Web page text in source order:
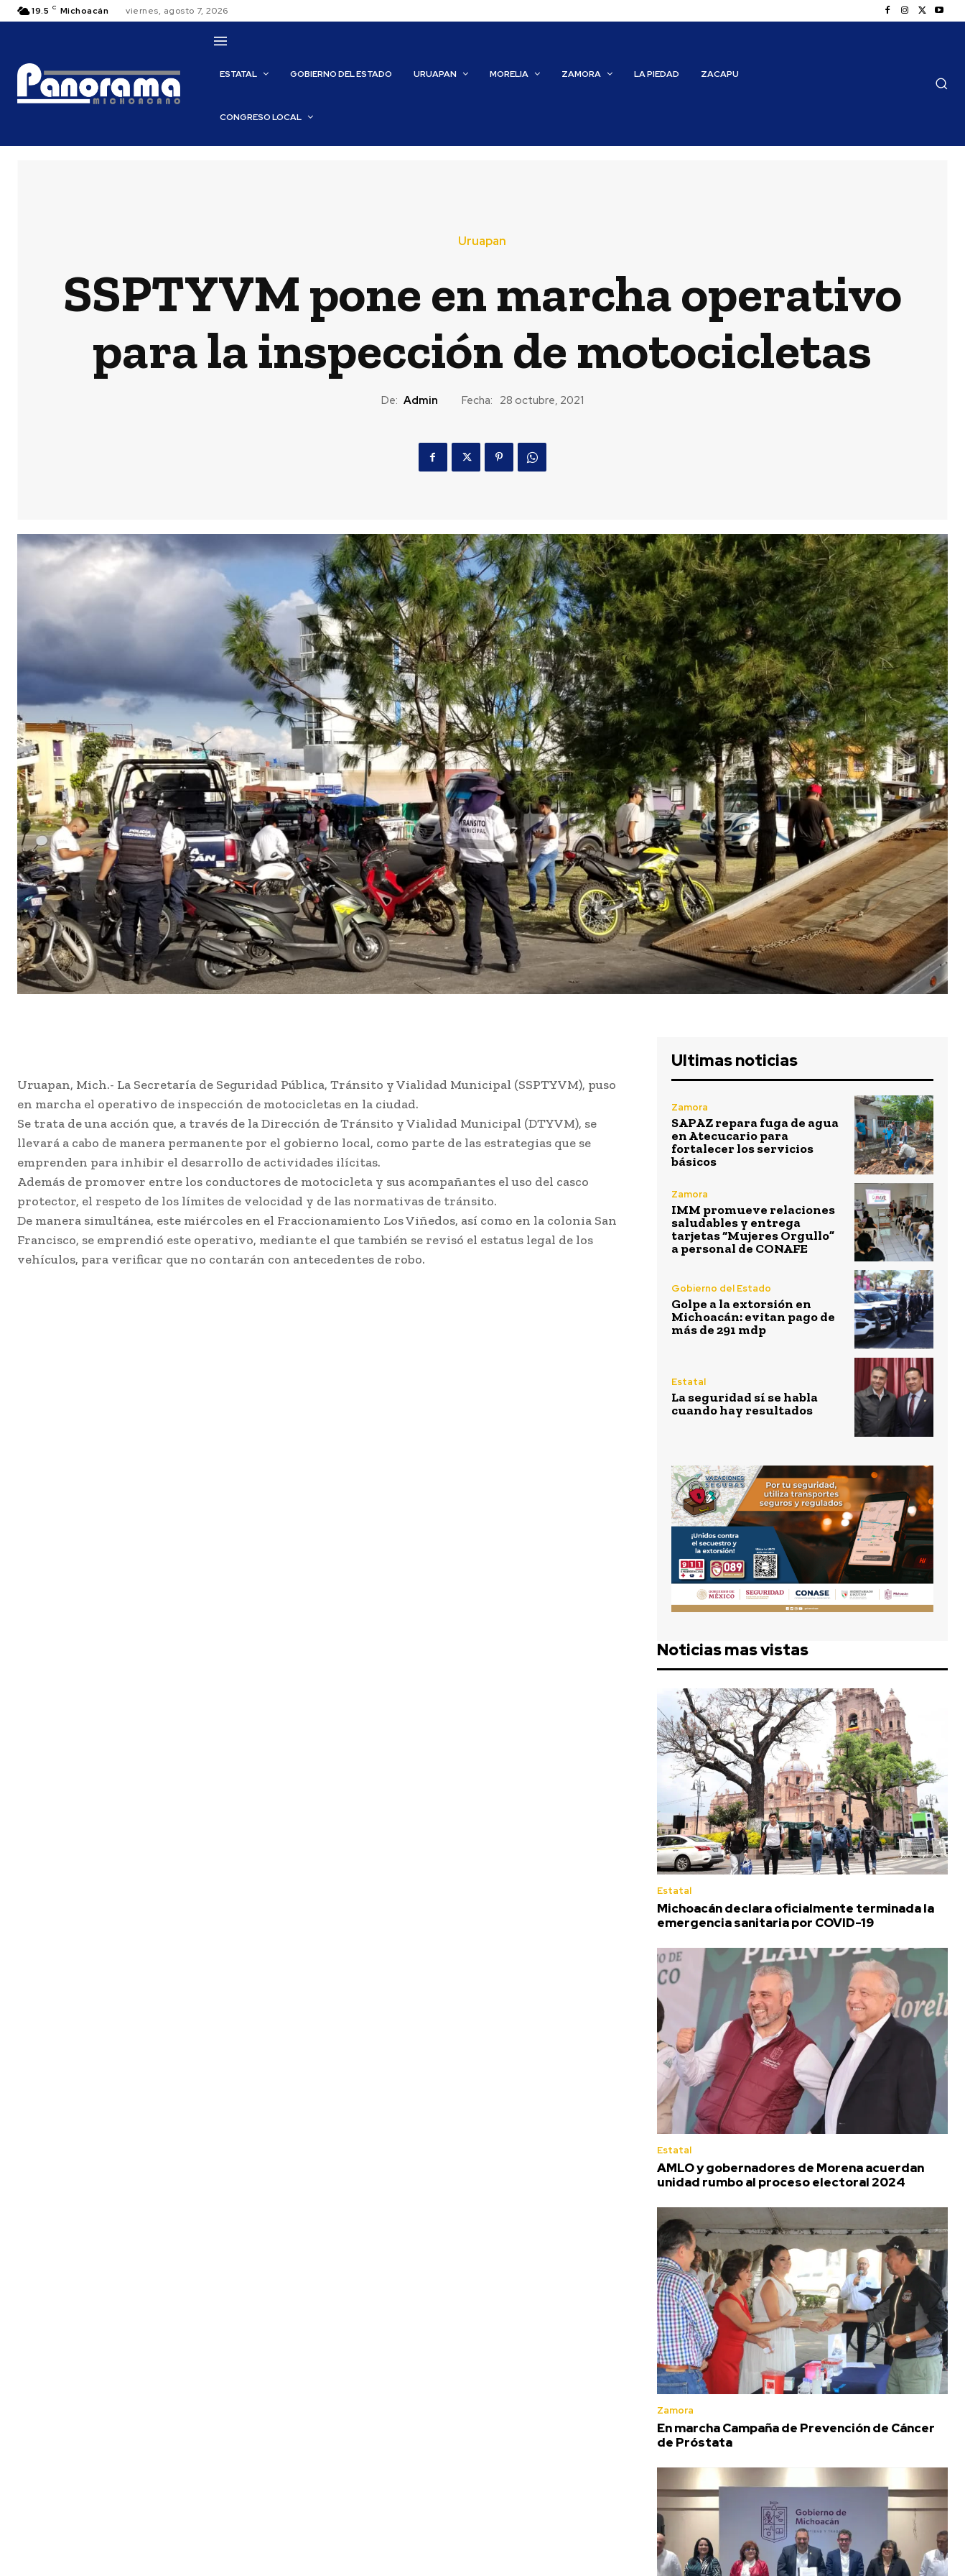
19.5 C Michoacán viernes, agosto 7, 2026
ESTATAL GOBIERNO DEL ESTADO URUAPAN MORELIA ZAMORA LA PIEDAD ZACAPU
CONGRESO LOCAL
Uruapan
SSPTYVM pone en marcha operativo
para la inspección de motocicletas
De: Admin Fecha: 28 octubre, 2021
Uruapan, Mich.- La Secretaría de Seguridad Pública, Tránsito y Vialidad Municipal (SSPTYVM), puso
en marcha el operativo de inspección de motocicletas en la ciudad.
Se trata de una acción que, a través de la Dirección de Tránsito y Vialidad Municipal (DTYVM), se
llevará a cabo de manera permanente por el gobierno local, como parte de las estrategias que se
emprenden para inhibir el desarrollo de actividades ilícitas.
Además de promover entre los conductores de motocicleta y sus acompañantes el uso del casco
protector, el respeto de los límites de velocidad y de las normativas de tránsito.
De manera simultánea, este miércoles en el Fraccionamiento Los Viñedos, así como en la colonia San
Francisco, se emprendió este operativo, mediante el que también se revisó el estatus legal de los
vehículos, para verificar que no contarán con antecedentes de robo.
Ultimas noticias
Zamora
SAPAZ repara fuga de agua
en Atecucario para
fortalecer los servicios
básicos
Zamora
IMM promueve relaciones
saludables y entrega
tarjetas “Mujeres Orgullo”
a personal de CONAFE
Gobierno del Estado
Golpe a la extorsión en
Michoacán: evitan pago de
más de 291 mdp
Estatal
La seguridad sí se habla
cuando hay resultados
Noticias mas vistas
Estatal
Michoacán declara oficialmente terminada la
emergencia sanitaria por COVID-19
Estatal
AMLO y gobernadores de Morena acuerdan
unidad rumbo al proceso electoral 2024
Zamora
En marcha Campaña de Prevención de Cáncer
de Próstata